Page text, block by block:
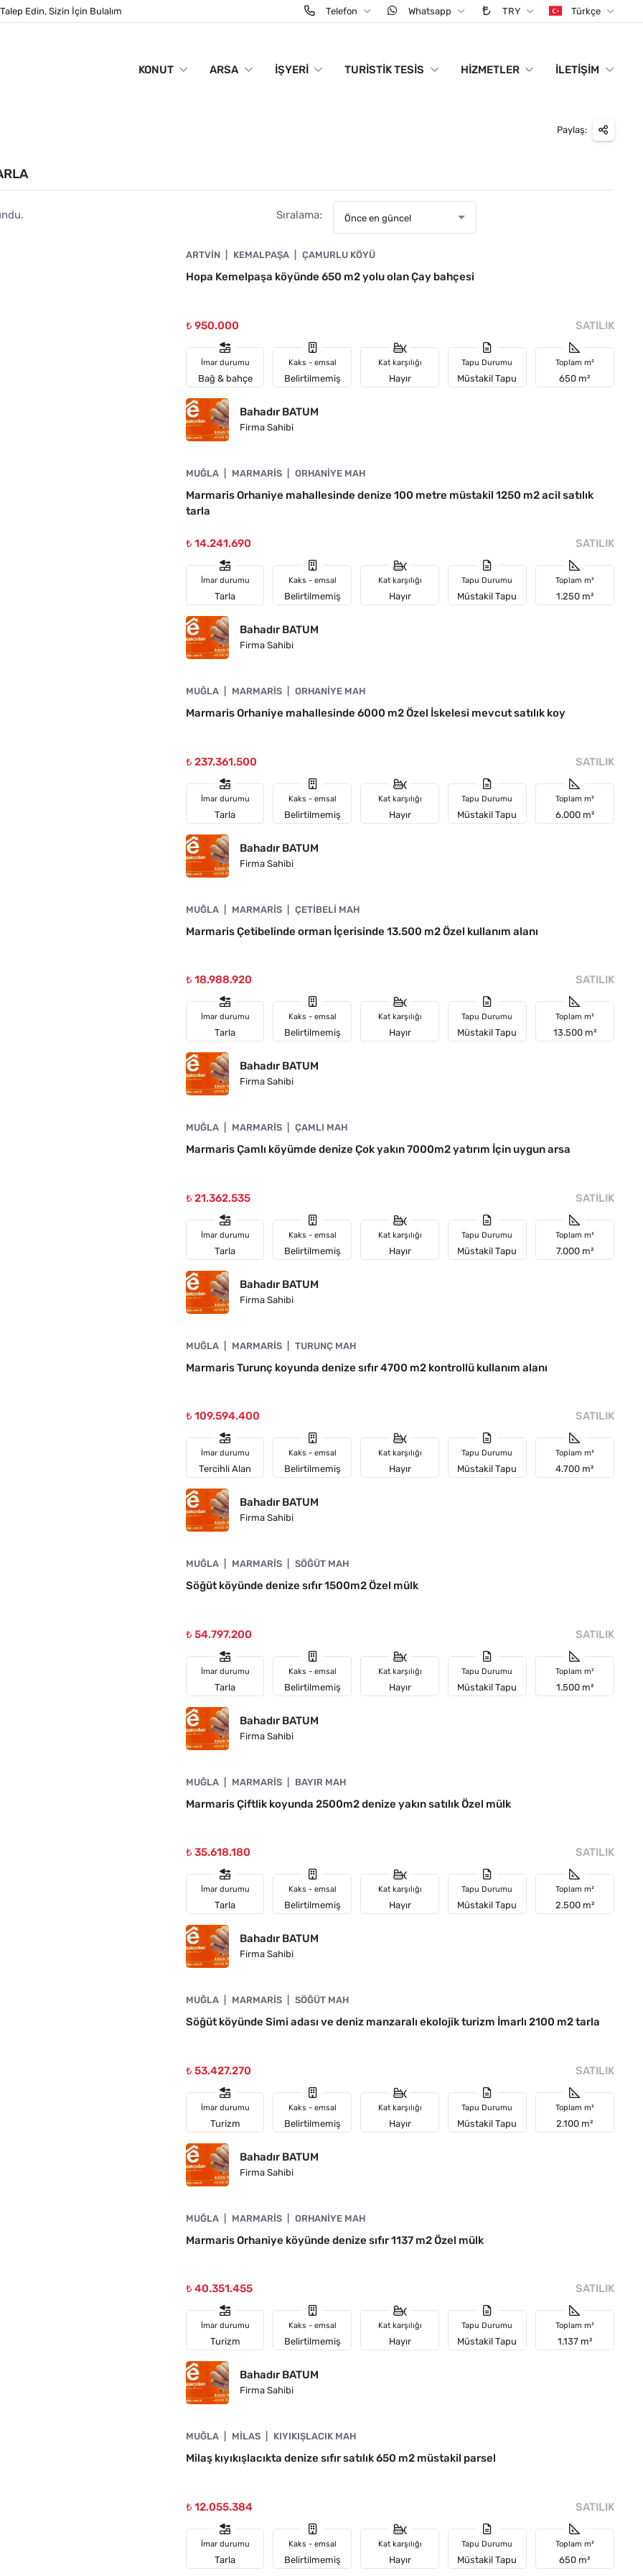
Talep Edin, Sizin İçin Bulalım Telefon Whatsapp TRY Türkçe
KONUT ARSA İŞYERI TURISTIK TESIS HIZMETLER İLETIŞIM
Paylaş:
Sıralama: Önce en güncel
ARTVIN KEMALPAŞA ÇAMURLU KÖYÜ
Hopa Kemelpaşa köyünde 650 m2 yolu olan Çay bahçesi
₺ 950.000 SATILIK
İmar durumu
Bağ & bahçe
Kaks - emsal
Belirtilmemiş
Kat karşılığı
Hayır
Tapu Durumu
Müstakil Tapu
Toplam m²
650 m²
Bahadır BATUM
Firma Sahibi
MUĞLA MARMARIS ORHANIYE MAH
Marmaris Orhaniye mahallesinde denize 100 metre müstakil 1250 m2 acil satılık
tarla
₺ 14.241.690 SATILIK
İmar durumu
Tarla
Kaks - emsal
Belirtilmemiş
Kat karşılığı
Hayır
Tapu Durumu
Müstakil Tapu
Toplam m²
1.250 m²
Bahadır BATUM
Firma Sahibi
MUĞLA MARMARIS ORHANIYE MAH
Marmaris Orhaniye mahallesinde 6000 m2 Özel İskelesi mevcut satılık koy
₺ 237.361.500 SATILIK
İmar durumu
Tarla
Kaks - emsal
Belirtilmemiş
Kat karşılığı
Hayır
Tapu Durumu
Müstakil Tapu
Toplam m²
6.000 m²
Bahadır BATUM
Firma Sahibi
MUĞLA MARMARIS ÇETIBELI MAH
Marmaris Çetibelinde orman İçerisinde 13.500 m2 Özel kullanım alanı
₺ 18.988.920 SATILIK
İmar durumu
Tarla
Kaks - emsal
Belirtilmemiş
Kat karşılığı
Hayır
Tapu Durumu
Müstakil Tapu
Toplam m²
13.500 m²
Bahadır BATUM
Firma Sahibi
MUĞLA MARMARIS ÇAMLI MAH
Marmaris Çamlı köyümde denize Çok yakın 7000m2 yatırım İçin uygun arsa
₺ 21.362.535 SATILIK
İmar durumu
Tarla
Kaks - emsal
Belirtilmemiş
Kat karşılığı
Hayır
Tapu Durumu
Müstakil Tapu
Toplam m²
7.000 m²
Bahadır BATUM
Firma Sahibi
MUĞLA MARMARIS TURUNÇ MAH
Marmaris Turunç koyunda denize sıfır 4700 m2 kontrollü kullanım alanı
₺ 109.594.400 SATILIK
İmar durumu
Tercihli Alan
Kaks - emsal
Belirtilmemiş
Kat karşılığı
Hayır
Tapu Durumu
Müstakil Tapu
Toplam m²
4.700 m²
Bahadır BATUM
Firma Sahibi
MUĞLA MARMARIS SÖĞÜT MAH
Söğüt köyünde denize sıfır 1500m2 Özel mülk
₺ 54.797.200 SATILIK
İmar durumu
Tarla
Kaks - emsal
Belirtilmemiş
Kat karşılığı
Hayır
Tapu Durumu
Müstakil Tapu
Toplam m²
1.500 m²
Bahadır BATUM
Firma Sahibi
MUĞLA MARMARIS BAYIR MAH
Marmaris Çiftlik koyunda 2500m2 denize yakın satılık Özel mülk
₺ 35.618.180 SATILIK
İmar durumu
Tarla
Kaks - emsal
Belirtilmemiş
Kat karşılığı
Hayır
Tapu Durumu
Müstakil Tapu
Toplam m²
2.500 m²
Bahadır BATUM
Firma Sahibi
MUĞLA MARMARIS SÖĞÜT MAH
Söğüt köyünde Simi adası ve deniz manzaralı ekolojik turizm İmarlı 2100 m2 tarla
₺ 53.427.270 SATILIK
İmar durumu
Turizm
Kaks - emsal
Belirtilmemiş
Kat karşılığı
Hayır
Tapu Durumu
Müstakil Tapu
Toplam m²
2.100 m²
Bahadır BATUM
Firma Sahibi
MUĞLA MARMARIS ORHANIYE MAH
Marmaris Orhaniye köyünde denize sıfır 1137 m2 Özel mülk
₺ 40.351.455 SATILIK
İmar durumu
Turizm
Kaks - emsal
Belirtilmemiş
Kat karşılığı
Hayır
Tapu Durumu
Müstakil Tapu
Toplam m²
1.137 m²
Bahadır BATUM
Firma Sahibi
MUĞLA MILAS KIYIKIŞLACIK MAH
Milaş kıyıkışlacıkta denize sıfır satılık 650 m2 müstakil parsel
₺ 12.055.384 SATILIK
İmar durumu
Tarla
Kaks - emsal
Belirtilmemiş
Kat karşılığı
Hayır
Tapu Durumu
Müstakil Tapu
Toplam m²
650 m²